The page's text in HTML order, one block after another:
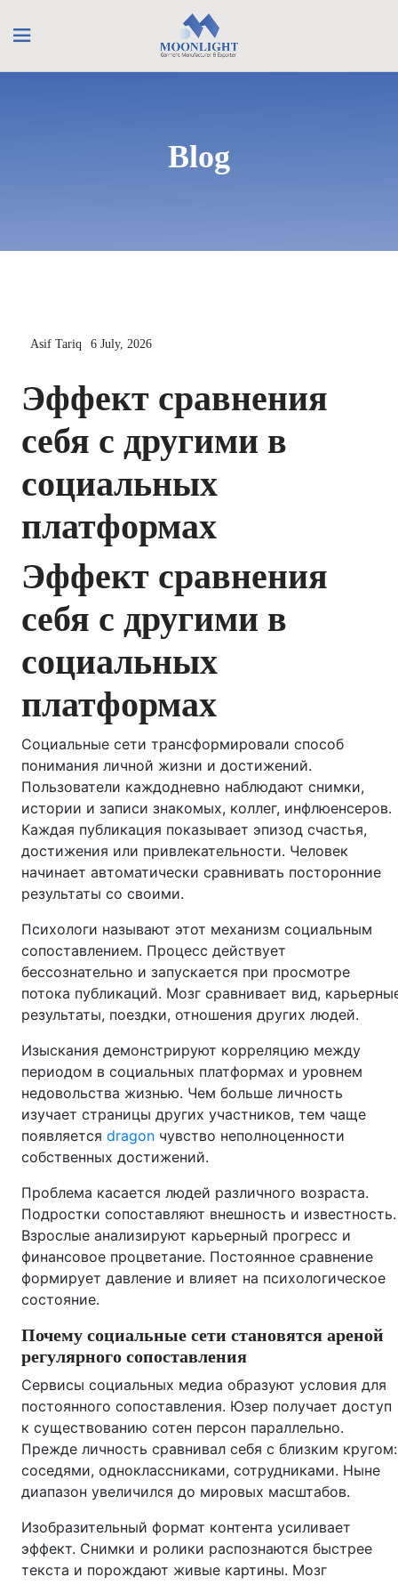
Blog
Asif Tariq 6 July, 2026
Эффект сравнения
себя с другими в
социальных
платформах
Эффект сравнения
себя с другими в
социальных
платформах
Социальные сети трансформировали способ
понимания личной жизни и достижений.
Пользователи каждодневно наблюдают снимки,
истории и записи знакомых, коллег, инфлюенсеров.
Каждая публикация показывает эпизод счастья,
достижения или привлекательности. Человек
начинает автоматически сравнивать посторонние
результаты со своими.
Психологи называют этот механизм социальным
сопоставлением. Процесс действует
бессознательно и запускается при просмотре
потока публикаций. Мозг сравнивает вид,
результаты, поездки, отношения других людей.
Изыскания демонстрируют корреляцию между
периодом в социальных платформах и уровнем
недовольства жизнью. Чем больше личность
изучает страницы других участников, тем чаще
появляется dragon чувство неполноценности
собственных достижений.
Проблема касается людей различного возраста.
Подростки сопоставляют внешность и известность.
Взрослые анализируют карьерный прогресс и
финансовое процветание. Постоянное сравнение
формирует давление и влияет на психологическое
состояние.
Почему социальные сети становятся ареной
регулярного сопоставления
Сервисы социальных медиа образуют условия для
постоянного сопоставления. Юзер получает доступ
к существованию сотен персон параллельно.
Прежде личность сравнивал себя с близким кругом:
соседями, одноклассниками, сотрудниками. Ныне
диапазон увеличился до мировых масштабов.
Изобразительный формат контента усиливает
эффект. Снимки и ролики распознаются быстрее
текста и порождают живые картины. Мозг